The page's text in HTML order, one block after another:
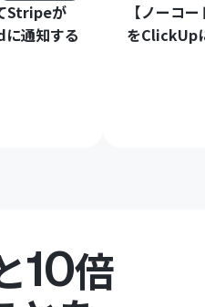
Stripeが
通知する
【ノーコ
をClickUp
10倍